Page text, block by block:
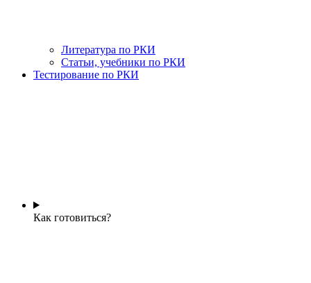
Литература по РКИ
Статьи, учебники по РКИ
Тестирование по РКИ
Как готовиться?